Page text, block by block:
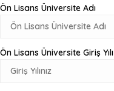
Ön Lisans Üniversite Adı
Ön Lisans Üniversite Giriş Yılı